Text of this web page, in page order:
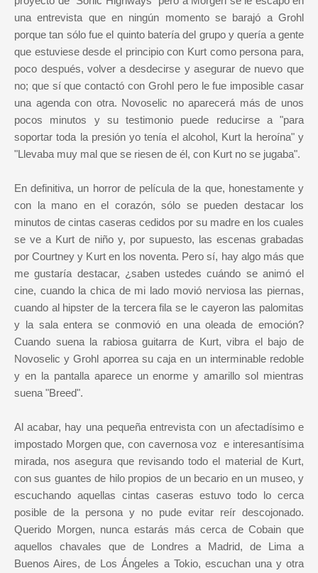
una entrevista que en ningún momento se barajó a Grohl
porque tan sólo fue el quinto batería del grupo y quería a gente
que estuviese desde el principio con Kurt como persona para,
poco después, volver a desdecirse y asegurar de nuevo que
no; que sí que contactó con Grohl pero le fue imposible casar
una agenda con otra. Novoselic no aparecerá más de unos
pocos minutos y su testimonio puede reducirse a "para
soportar toda la presión yo tenía el alcohol, Kurt la heroína" y
"Llevaba muy mal que se riesen de él, con Kurt no se jugaba".
En definitiva, un horror de película de la que, honestamente y
con la mano en el corazón, sólo se pueden destacar los
minutos de cintas caseras cedidos por su madre en los cuales
se ve a Kurt de niño y, por supuesto, las escenas grabadas
por Courtney y Kurt en los noventa. Pero sí, hay algo más que
me gustaría destacar, ¿saben ustedes cuándo se animó el
cine, cuando la chica de mi lado movió nerviosa las piernas,
cuando al hipster de la tercera fila se le cayeron las palomitas
y la sala entera se conmovió en una oleada de emoción?
Cuando suena la rabiosa guitarra de Kurt, vibra el bajo de
Novoselic y Grohl aporrea su caja en un interminable redoble
y en la pantalla aparece un enorme y amarillo sol mientras
suena "Breed".
Al acabar, hay una pequeña entrevista con un afectadísimo e
impostado Morgen que, con cavernosa voz e interesantísima
mirada, nos asegura que revisando todo el material de Kurt,
con sus guantes de hilo propios de un becario en un museo, y
escuchando aquellas cintas caseras estuvo todo lo cerca
posible de la persona y no pude evitar reír descojonado.
Querido Morgen, nunca estarás más cerca de Cobain que
aquellos chavales que de Londres a Madrid, de Lima a
Buenos Aires, de Los Ángeles a Tokio, escuchan una y otra